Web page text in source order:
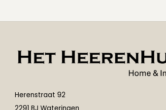
Herenstraat 92